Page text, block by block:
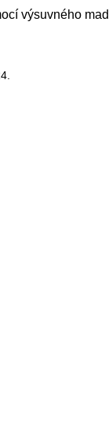
výsuvného